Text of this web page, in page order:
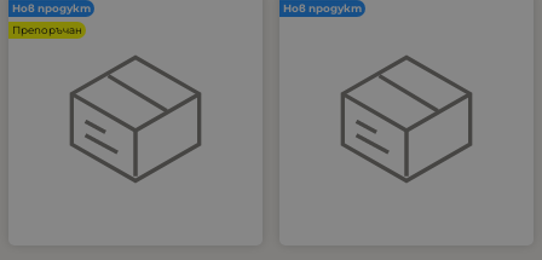
Нов продукт
Препоръчан
Нов продукт